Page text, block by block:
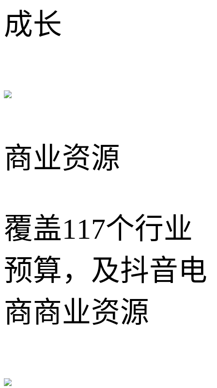
成长
商业资源
覆盖117个行业
预算，及抖音电
商商业资源